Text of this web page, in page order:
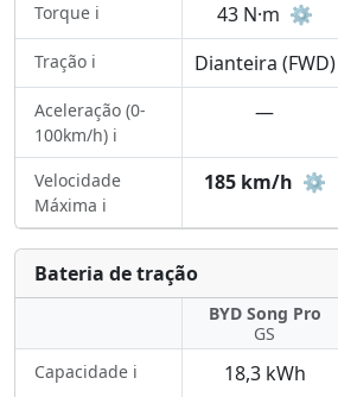
Torque ℹ️ 43 N·m ⚙️
Tração ℹ️ Dianteira (FWD)
Aceleração (0-
100km/h) ℹ️
—
Velocidade
Máxima ℹ️
185 km/h ⚙️
Bateria de tração
BYD Song Pro
GS
Capacidade ℹ️
18,3 kWh